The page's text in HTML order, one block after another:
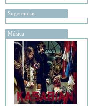
Sugerencias
Música